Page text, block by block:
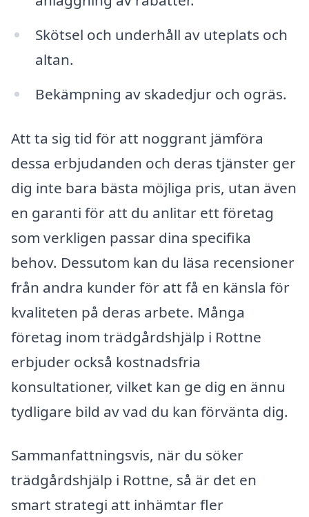
Skötsel och underhåll av uteplats och
altan.
Bekämpning av skadedjur och ogräs.
Att ta sig tid för att noggrant jämföra
dessa erbjudanden och deras tjänster ger
dig inte bara bästa möjliga pris, utan även
en garanti för att du anlitar ett företag
som verkligen passar dina specifika
behov. Dessutom kan du läsa recensioner
från andra kunder för att få en känsla för
kvaliteten på deras arbete. Många
företag inom trädgårdshjälp i Rottne
erbjuder också kostnadsfria
konsultationer, vilket kan ge dig en ännu
tydligare bild av vad du kan förvänta dig.
Sammanfattningsvis, när du söker
trädgårdshjälp i Rottne, så är det en
smart strategi att inhämtar fler